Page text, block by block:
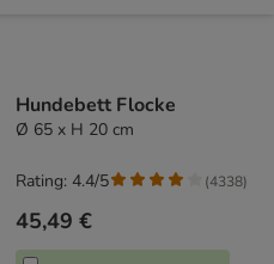
Hundebett Flocke
Ø 65 x H 20 cm
45,49 €
Rating: 4.4/5 (4338)